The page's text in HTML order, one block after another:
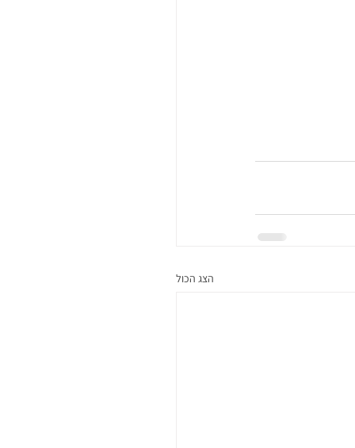
הצג הכול